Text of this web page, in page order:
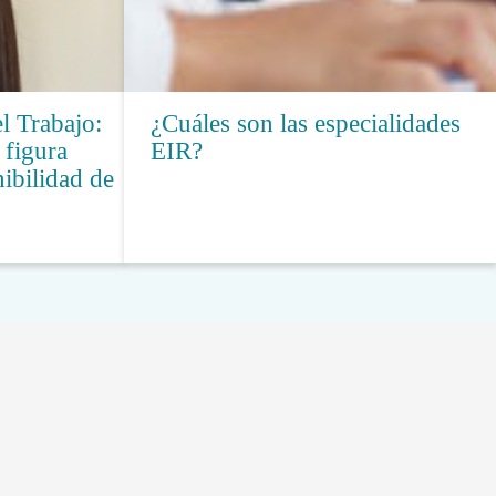
Trabajo:
figura
de
¿Cuáles son las especialidades
EIR?